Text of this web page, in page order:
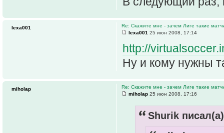
Re: Скажите мне - зачем Лиге такие
lexa001 25 июн 2008, 17:14
http://
Ну и кому нужны
lexa001
Re: Скажите мне - зачем Лиге такие
miholap 25 июн 2008, 17:16
Shurik
miholap